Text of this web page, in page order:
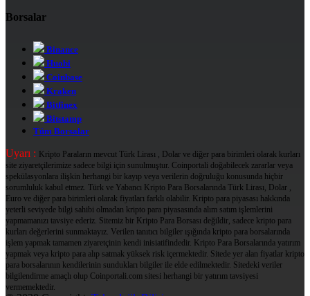
Borsalar
Binance
Huobi
Coinbase
Kraken
Bitfinex
Bitstamp
Tüm Borsalar
Uyarı : Kripto Paraların mevcut Türk Lirası , Dolar ve diğer para birimleri olarak kurları
site ziyaretçilerimize sadece bilgi için sunulmuştur. Coinportali doğabilecek zararlar veya
spekülasyonlara ilişkin herhangi bir kayıp veya verilerin doğruluğu konusunda hiçbir
sorumluluk kabul etmez. Türk ve Yabancı Kripto Para Borsalarında Türk Lirası, Dolar ,
Euro ve diğer para birimleri olarak fiyatları farklı olabilir. Kripto para piyasası hakkında
yeterli seviyede bilgi sahibi olmadan kripto para piyasasında alım satım işlemlerini
yapmamanızı tavsiye ederiz. Sitemiz bir Kripto Para Borsası değildir, sadece kripto para
kurları değerlerini sunmaktayız. Verilen tanıtıcı bilgiler ışığında kripto para borsalarında
işlem yapmak tamamen ziyaretçinin kendi inisiatifindedir. Kripto Para Borsalarında yatırım
yapmak veya kripto para alıp satmak yüksek risk içermektedir. Sitede yer alan fiyatlar kripto
para borsalarının kendilerinin sundukları bilgiler ile elde edilmektedir. Sitedeki veriler
bilgilendirme amaçlı olup Coinportali.com sitesi herhangi bir yatırım tavsiyesi
vermemektedir.